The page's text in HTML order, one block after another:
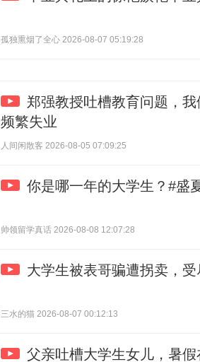
孤独熏烟了全心 2026-08-07 05:19:28
郑强教授吐槽教育问题，
频繁失业
人间闲散客 2026-08-05 07:09:25
你是哪一年的大学生？#盛
帅领留学真话 2026-08-08 12:07:28
大学生被表哥骗遭拐卖，受
三水的猫 2026-08-07 00:12:13
父亲吐槽大学生女儿，暑